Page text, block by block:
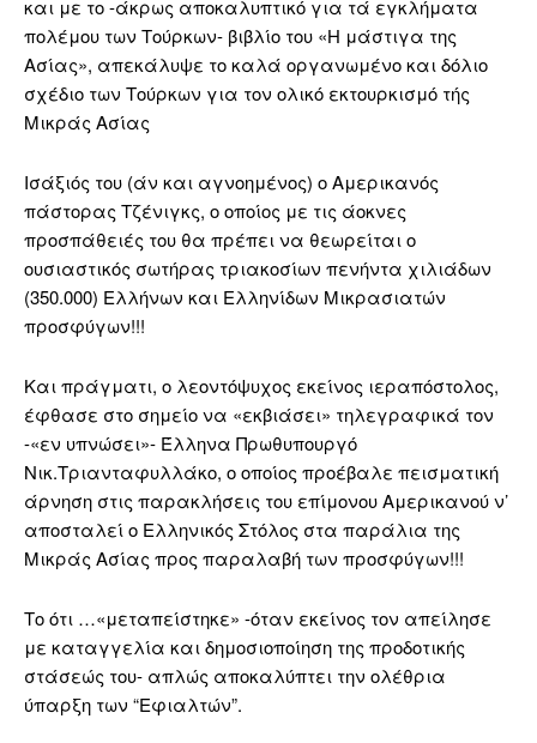
και με το -άκρως αποκαλυπτικό για τά εγκλήματα
πολέμου των Τούρκων- βιβλίο του «Η μάστιγα της
Ασίας», απεκάλυψε το καλά οργανωμένο και δόλιο
σχέδιο των Τούρκων για τον ολικό εκτουρκισμό τής
Μικράς Ασίας
Ισάξιός του (άν και αγνοημένος) ο Αμερικανός
πάστορας Τζένιγκς, ο οποίος με τις άοκνες
προσπάθειές του θα πρέπει να θεωρείται ο
ουσιαστικός σωτήρας τριακοσίων πενήντα χιλιάδων
(350.000) Ελλήνων και Ελληνίδων Μικρασιατών
προσφύγων!!!
Και πράγματι, ο λεοντόψυχος εκείνος ιεραπόστολος,
έφθασε στο σημείο να «εκβιάσει» τηλεγραφικά τον
-«εν υπνώσει»- Έλληνα Πρωθυπουργό
Νικ.Τριανταφυλλάκο, ο οποίος προέβαλε πεισματική
άρνηση στις παρακλήσεις του επίμονου Αμερικανού ν’
αποσταλεί ο Ελληνικός Στόλος στα παράλια της
Μικράς Ασίας προς παραλαβή των προσφύγων!!!
Το ότι …«μεταπείστηκε» -όταν εκείνος τον απείλησε
με καταγγελία και δημοσιοποίηση της προδοτικής
στάσεώς του- απλώς αποκαλύπτει την ολέθρια
ύπαρξη των “Εφιαλτών”.